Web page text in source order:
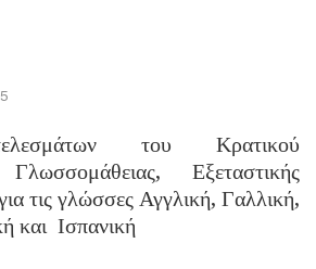
του Κρατικού
Γλωσσομάθειας, Εξεταστικής
τις γλώσσες Αγγλική, Γαλλική,
και Ισπανική